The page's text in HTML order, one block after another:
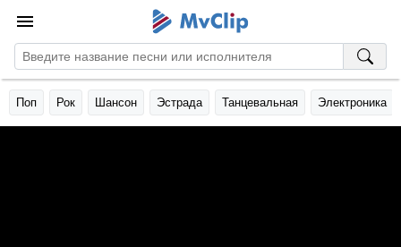
Поп Рок Шансон Эстрада Танцевальная Электроника